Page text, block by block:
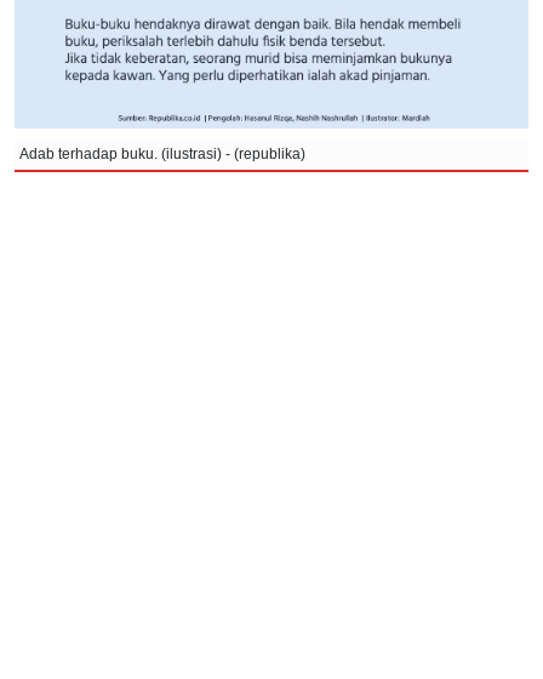
Adab terhadap buku. (ilustrasi) - (republika)